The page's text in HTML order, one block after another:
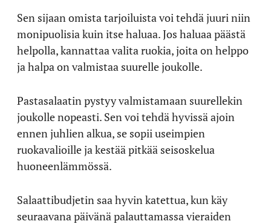
Sen sijaan omista tarjoiluista voi tehdä juuri niin
monipuolisia kuin itse haluaa. Jos haluaa päästä
helpolla, kannattaa valita ruokia, joita on helppo
ja halpa on valmistaa suurelle joukolle.
Pastasalaatin pystyy valmistamaan suurellekin
joukolle nopeasti. Sen voi tehdä hyvissä ajoin
ennen juhlien alkua, se sopii useimpien
ruokavalioille ja kestää pitkää seisoskelua
huoneenlämmössä.
Salaattibudjetin saa hyvin katettua, kun käy
seuraavana päivänä palauttamassa vieraiden